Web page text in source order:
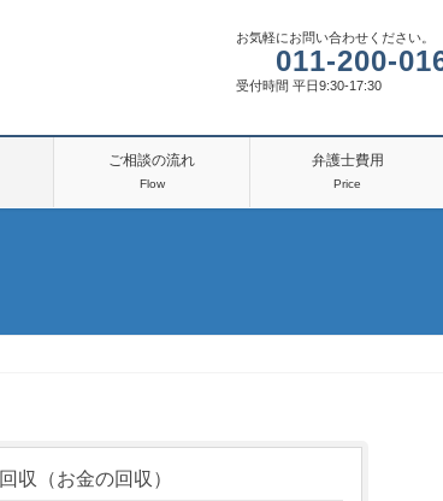
お気軽にお問い合わせください。
011-200-
受付時間 平日9:30-17:30
ご相談の流れ
Flow
弁護士費用
Price
収（お金の回収）